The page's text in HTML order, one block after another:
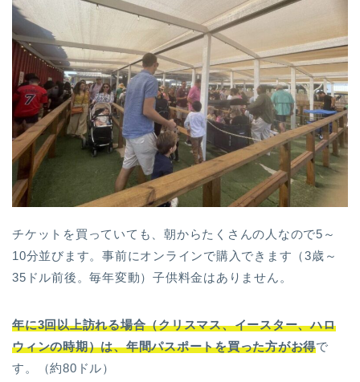
チケットを買っていても、朝からたくさんの人なので5～
10分並びます。事前にオンラインで購入できます（3歳～
35ドル前後。毎年変動）子供料金はありません。
年に3回以上訪れる場合（クリスマス、イースター、ハロ
ウィンの時期）は、年間パスポートを買った方がお得で
す。（約80ドル）